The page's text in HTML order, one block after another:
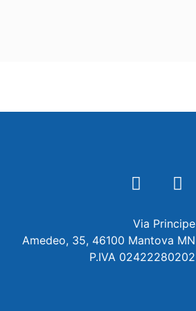
Via Principe
Amedeo, 35, 46100 Mantova MN
P.IVA 02422280202